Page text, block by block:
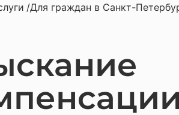
Юрист
Для граждан в Санкт-